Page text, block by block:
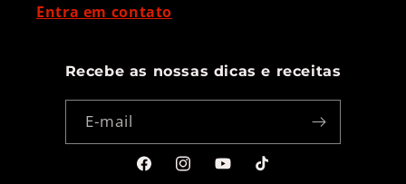
Entra em contato
Recebe as nossas dicas e receitas
E-mail
FacebookInstagramYouTubeTikTok